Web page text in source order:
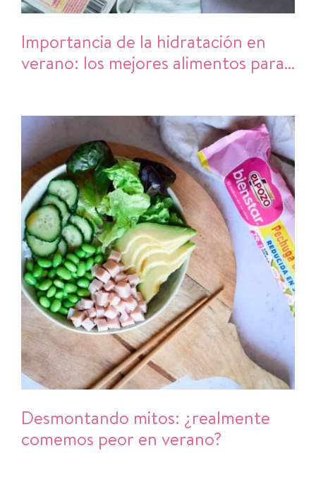
Importancia de la hidratación en
verano: los mejores alimentos para
Desmontando mitos: ¿realmente
comemos peor en verano?